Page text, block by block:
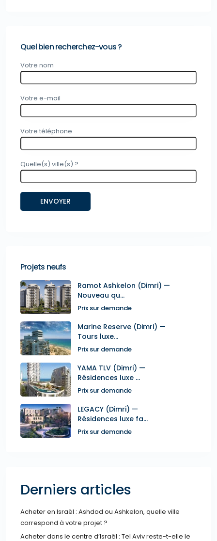
Quel bien recherchez-vous ?
Votre nom
Votre e-mail
Votre téléphone
Quelle(s) ville(s) ?
Projets neufs
Ramot Ashkelon (Dimri) —
Nouveau qu...
Prix sur demande
Marine Reserve (Dimri) —
Tours luxe...
Prix sur demande
YAMA TLV (Dimri) —
Résidences luxe ...
Prix sur demande
LEGACY (Dimri) —
Résidences luxe fa...
Prix sur demande
Derniers articles
Acheter en Israël : Ashdod ou Ashkelon, quelle ville
correspond à votre projet ?
Acheter dans le centre d’Israël : Tel Aviv reste-t-elle le